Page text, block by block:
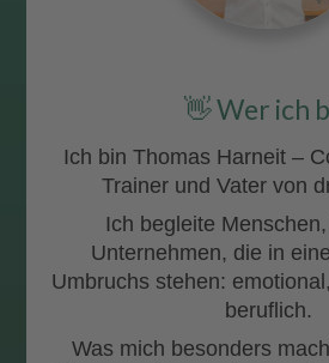
👋 Wer ich
Ich bin Thomas Harneit –
Trainer und Vater von
Ich begleite
Unternehmen, die in
Umbruchs stehen:
beruflich.
Was mich besonders